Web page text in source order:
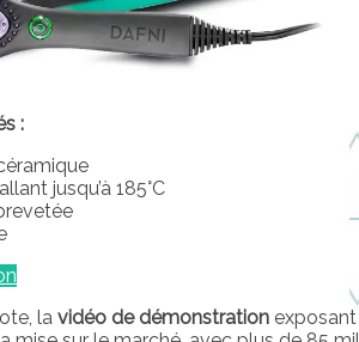
:
jusqu’à 185°C
la vidéo de démonstration